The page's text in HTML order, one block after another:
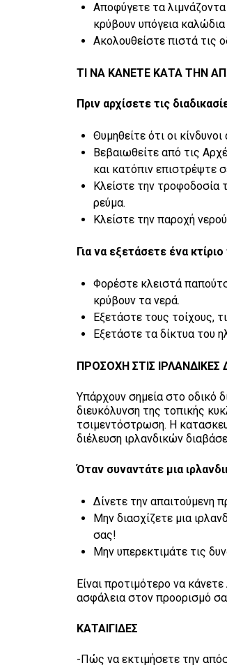
Αποφύγετε τα
κρύβουν υπόγεια
Ακολουθείστε πιστά τις
ΤΙ ΝΑ ΚΑΝΕΤΕ ΚΑΤΑ ΤΗΝ
Πριν αρχίσετε τις
Θυμηθείτε ότι οι
Βεβαιωθείτε από τις
και κατόπιν επιστρέψτε
Κλείστε την τροφοδοσία
ρεύμα.
Κλείστε την παροχή
Για να εξετάσετε ένα
Φορέστε κλειστά
κρύβουν τα νερά.
Εξετάστε τους τοίχους,
Εξετάστε τα δίκτυα του
ΠΡΟΣΟΧΗ ΣΤΙΣ ΙΡΛΑΝΔΙΚΕΣ
Υπάρχουν σημεία στο οδικό
διευκόλυνση της τοπικής
τσιμεντόστρωση. Η
διέλευση ιρλανδικών
Όταν συναντάτε μια
Δίνετε την απαιτούμενη
Μην διασχίζετε μια
σας!
Μην υπερεκτιμάτε τις
Είναι προτιμότερο να
ασφάλεια στον προορισμό
ΚΑΤΑΙΓΙΔΕΣ
-Πώς να εκτιμήσετε την